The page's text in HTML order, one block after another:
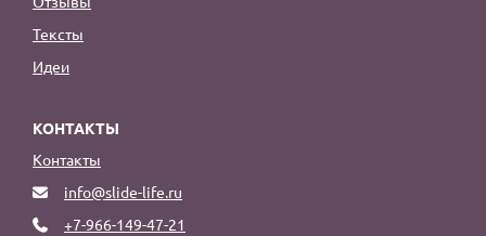
Тексты
Идеи
КОНТАКТЫ
Контакты
info@slide-life.ru
+7-966-149-47-21